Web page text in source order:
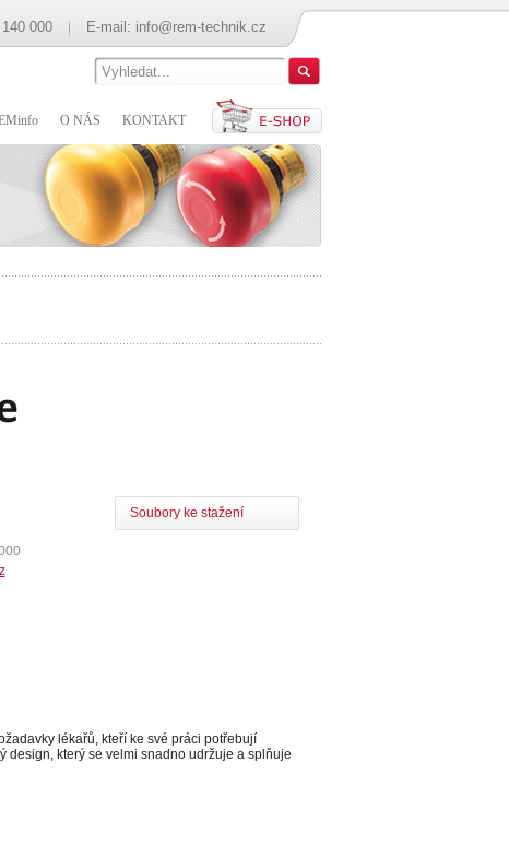
000 E-mail: info@rem-technik.cz
O NÁS KONTAKT
Soubory ke stažení
lékařů, kteří ke své práci potřebují
design, který se velmi snadno udržuje a splňuje